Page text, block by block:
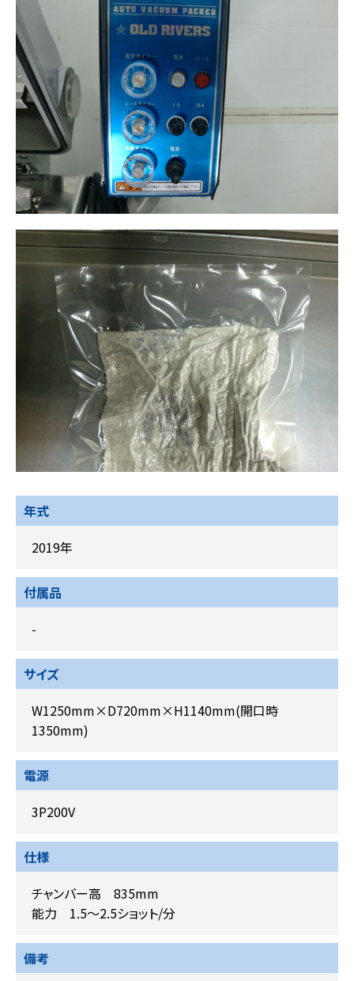
年式
2019年
付属品
-
サイズ
W1250mm×D720mm×H1140mm(開口時
1350mm)
電源
3P200V
仕様
チャンバー高 835mm
能力 1.5～2.5ショット/分
備考